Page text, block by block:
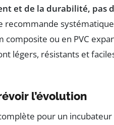
et de la durabilité, pas
recommande
composite ou en PVC
légers, résistants et
l’évolution
pour un